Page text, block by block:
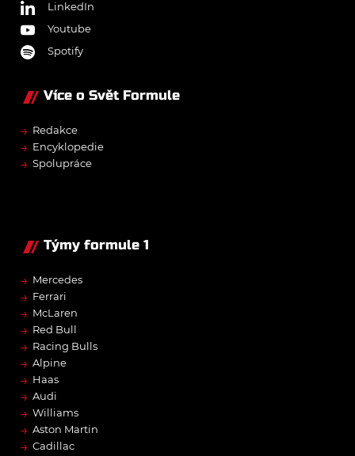
LinkedIn
Youtube
Spotify
Více o Svět Formule
→ Redakce
→ Encyklopedie
→ Spolupráce
Týmy formule 1
→ Mercedes
→ Ferrari
→ McLaren
→ Red Bull
→ Racing Bulls
→ Alpine
→ Haas
→ Audi
→ Williams
→ Aston Martin
→ Cadillac